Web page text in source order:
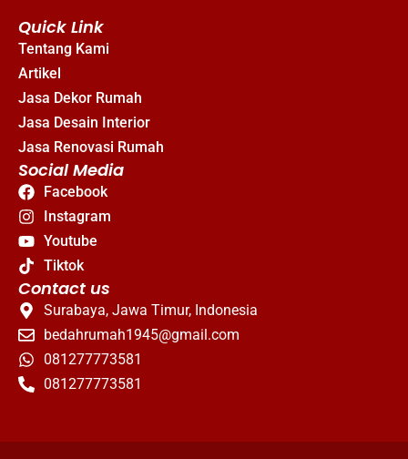
Quick Link
Tentang Kami
Artikel
Jasa Dekor Rumah
Jasa Desain Interior
Jasa Renovasi Rumah
Social Media
Facebook
Instagram
Youtube
Tiktok
Contact us
Surabaya, Jawa Timur, Indonesia
bedahrumah1945@gmail.com
081277773581
081277773581